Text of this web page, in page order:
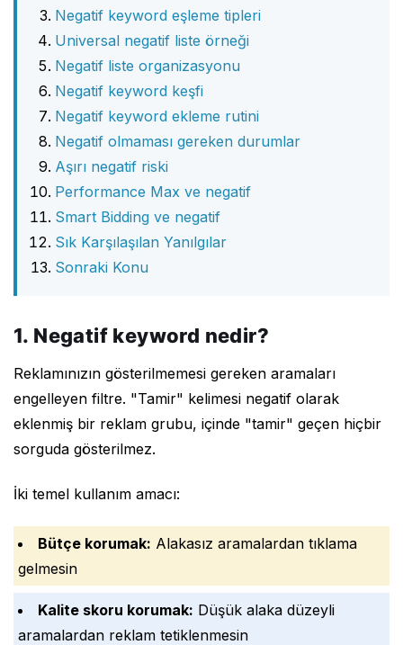
Negatif keyword eşleme tipleri
Universal negatif liste örneği
Negatif liste organizasyonu
Negatif keyword keşfi
Negatif keyword ekleme rutini
Negatif olmaması gereken durumlar
Aşırı negatif riski
Performance Max ve negatif
Smart Bidding ve negatif
Sık Karşılaşılan Yanılgılar
Sonraki Konu
1. Negatif keyword nedir?
Reklamınızın gösterilmemesi gereken aramaları
engelleyen filtre. "Tamir" kelimesi negatif olarak
eklenmiş bir reklam grubu, içinde "tamir" geçen hiçbir
sorguda gösterilmez.
İki temel kullanım amacı:
Bütçe korumak: Alakasız aramalardan tıklama
gelmesin
Kalite skoru korumak: Düşük alaka düzeyli
aramalardan reklam tetiklenmesin